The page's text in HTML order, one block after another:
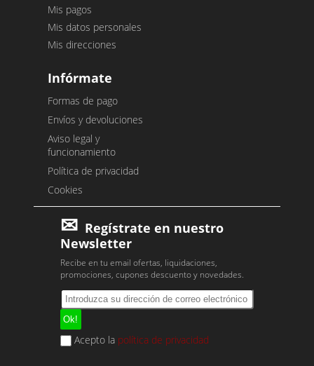
Mis pagos
Mis datos personales
Mis direcciones
Infórmate
Formas de pago
Envíos y devoluciones
Aviso legal y
funcionamiento
Política de privacidad
Cookies
Regístrate en nuestro
Newsletter
Recibe en tu email ofertas, liquidaciones,
promociones, cupones descuento y novedades.
Acepto la política de privacidad